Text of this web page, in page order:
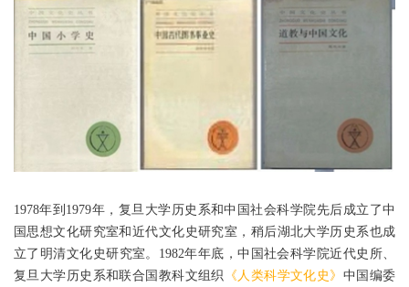
1978年到1979年，复旦大学历史系和中国社会科学院先后成立了中
国思想文化研究室和近代文化史研究室，稍后湖北大学历史系也成
立了明清文化史研究室。1982年年底，中国社会科学院近代史所、
复旦大学历史系和联合国教科文组织
《人类科学文化史》 中国编委